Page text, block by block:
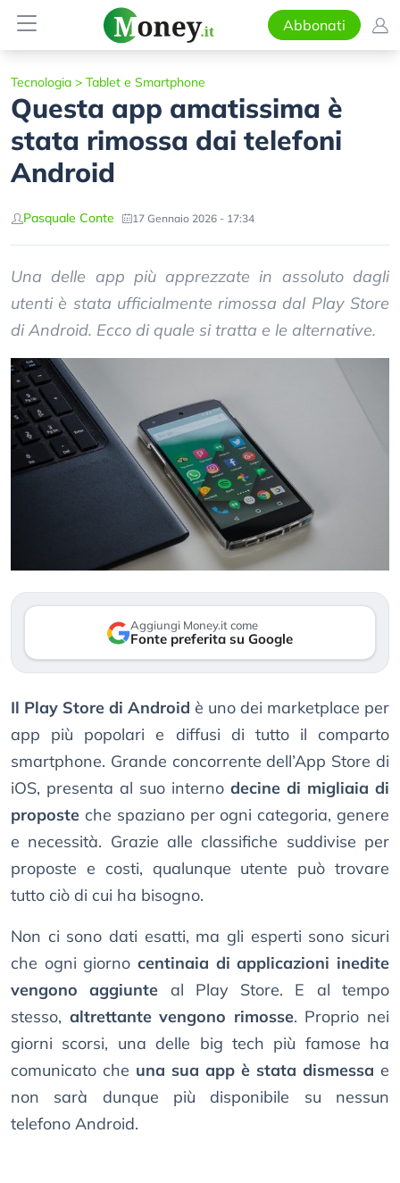
Abbonati
Tecnologia > Tablet e Smartphone
Questa app amatissima è
stata rimossa dai telefoni
Android
Pasquale Conte 17 Gennaio 2026 - 17:34
Una delle app più apprezzate in assoluto dagli
utenti è stata ufficialmente rimossa dal Play Store
di Android. Ecco di quale si tratta e le alternative.
Aggiungi Money.it come
Fonte preferita su Google
Il Play Store di Android è uno dei marketplace per
app più popolari e diffusi di tutto il comparto
smartphone. Grande concorrente dell’App Store di
iOS, presenta al suo interno decine di migliaia di
proposte che spaziano per ogni categoria, genere
e necessità. Grazie alle classifiche suddivise per
proposte e costi, qualunque utente può trovare
tutto ciò di cui ha bisogno.
Non ci sono dati esatti, ma gli esperti sono sicuri
che ogni giorno centinaia di applicazioni inedite
vengono aggiunte al Play Store. E al tempo
stesso, altrettante vengono rimosse. Proprio nei
giorni scorsi, una delle big tech più famose ha
comunicato che una sua app è stata dismessa e
non sarà dunque più disponibile su nessun
telefono Android.